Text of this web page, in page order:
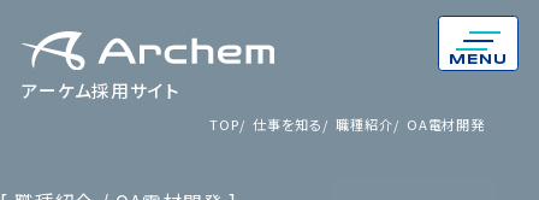
アーケム採用サイト
MENU
TOP 仕事を知る 職種紹介 OA電材開発